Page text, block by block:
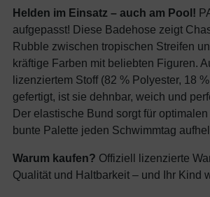
Helden im Einsatz – auch am Pool!
aufgepasst! Diese Badehose zeigt
Rubble zwischen tropischen Streifen
kräftige Farben mit beliebten Figuren.
lizenziertem Stoff (82 % Polyester, 18
gefertigt, ist sie dehnbar, weich und
Der elastische Bund sorgt für
bunte Palette jeden Schwimmtag
Warum kaufen? Offiziell lizenzierte
Qualität und Haltbarkeit – und Ihr Kind